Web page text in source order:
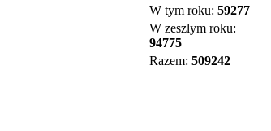
W tym roku: 59277
W zeszlym roku:
94775
Razem: 509242